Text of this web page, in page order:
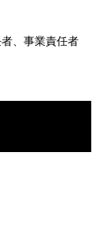
、事業責任者